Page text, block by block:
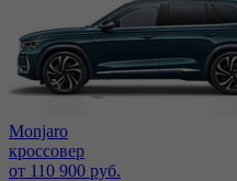
Monjaro
кроссовер
от 110 900 руб.